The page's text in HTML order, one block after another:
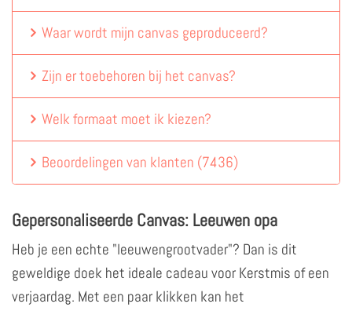
Waar wordt mijn canvas geproduceerd?
Zijn er toebehoren bij het canvas?
Welk formaat moet ik kiezen?
Beoordelingen van klanten (7436)
Gepersonaliseerde Canvas: Leeuwen opa
Heb je een echte "leeuwengrootvader"? Dan is dit
geweldige doek het ideale cadeau voor Kerstmis of een
verjaardag. Met een paar klikken kan het